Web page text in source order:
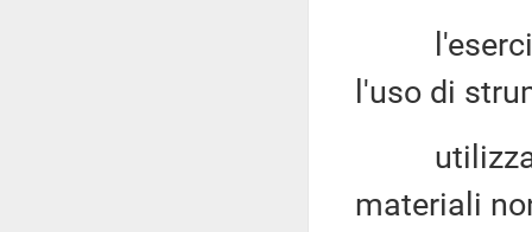
l'uso di
utilizzare
materiali